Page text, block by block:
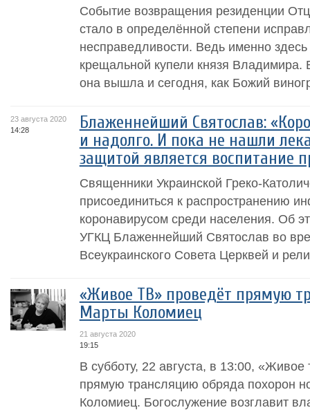
Событие возвращения резиденции
стало в определённой степени
несправедливости. Ведь именно
крещальной купели князя
она вышла и сегодня, как Божий
23 августа 2020
14:28
Блаженнейший Святослав:
и надолго. И пока не нашли
защитой является воспитание
Священники Украинской Греко-
присоединиться к распространению
коронавирусом среди населения. Об
УГКЦ Блаженнейший Святослав во
Всеукраинского Совета Церквей и
«Живое ТВ» проведёт прямую
Марты Коломиец
21 августа 2020
19:15
В субботу, 22 августа, в 13:00, «Живое
прямую трансляцию обряда похорон
Коломиец. Богослужение возглавит